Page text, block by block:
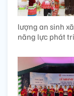
lượng an sinh
năng lực phát